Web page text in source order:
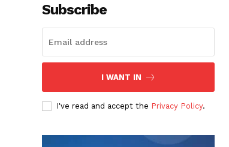
Subscribe
I WANT IN
I've read and accept the Privacy Policy.